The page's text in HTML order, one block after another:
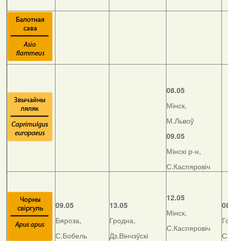
08.05
Мінск,
М.Львоў
09.05
Мінскі р-н,
С.Каспяровіч
09.05
Бяроза,
С.Бобель
13.05
Гродна,
Дз.Вінчэўскі
12.05
Мінск,
С.Каспяровіч